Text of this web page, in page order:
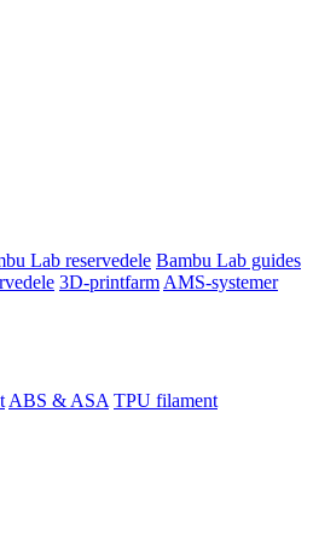
Lab reservedele Bambu Lab guides
3D-printfarm AMS-systemer
ABS & ASA TPU filament